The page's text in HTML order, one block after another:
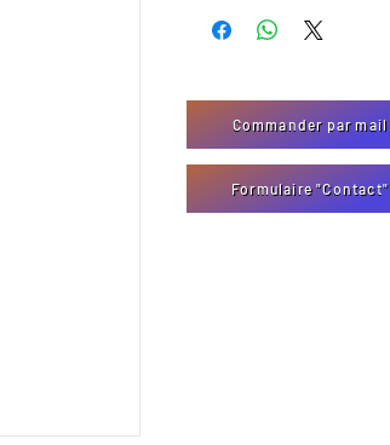
Commander par mail
Formulaire "Contact"